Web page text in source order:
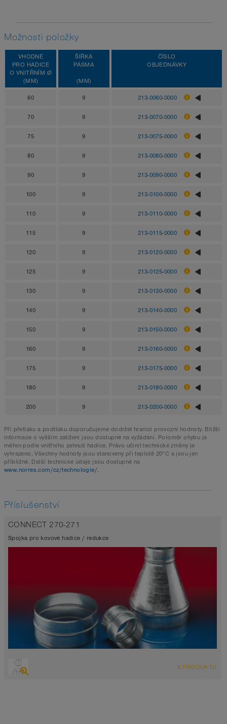
Možnosti položky
VHODNÉ
PRO HADICE
O VNITŘNÍM Ø
(MM)
ŠÍŘKA
PÁSMA
(MM)
ČÍSLO
OBJEDNÁVKY
60 9 213-0060-0000
70 9 213-0070-0000
75 9 213-0075-0000
80 9 213-0080-0000
90 9 213-0090-0000
100 9 213-0100-0000
110 9 213-0110-0000
115 9 213-0115-0000
120 9 213-0120-0000
125 9 213-0125-0000
130 9 213-0130-0000
140 9 213-0140-0000
150 9 213-0150-0000
160 9 213-0160-0000
175 9 213-0175-0000
180 9 213-0180-0000
200 9 213-0200-0000
Při přetlaku a podtlaku doporučujeme dodržet hranici provozní hodnoty. Bližší
informace o vyšším zatížení jsou dostupné na vyžádání. Poloměr ohybu je
měřen podle vnitřního zahnutí hadice. Právo učinit technické změny je
vyhrazeno. Všechny hodnoty jsou stanoveny při teplotě 20°C a jsou jen
přibližné. Další technické údaje jsou dostupné na
www.norres.com/cz/technologie/.
Příslušenství
CONNECT 270-271
Spojka pro kovové hadice / redukce
K PRODUKTU